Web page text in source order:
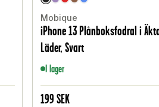
Mobique
iPhone 13 Plånboksfodral i
Läder, Svart
I lager
199 SEK